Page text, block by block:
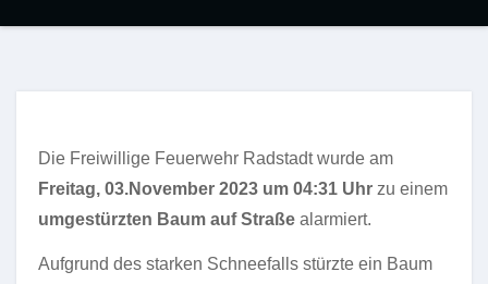
Die Freiwillige Feuerwehr Radstadt wurde am
Freitag, 03.November 2023 um 04:31 Uhr zu einem
umgestürzten Baum auf Straße alarmiert.
Aufgrund des starken Schneefalls stürzte ein Baum